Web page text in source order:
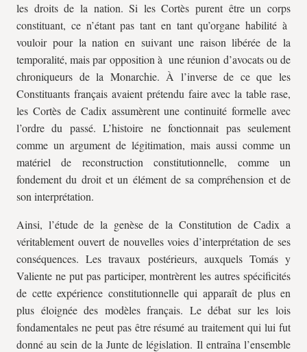
les droits de la nation. Si les Cortès purent être un corps
constituant, ce n’étant pas tant en tant qu’organe habilité à
vouloir pour la nation en suivant une raison libérée de la
temporalité, mais par opposition à une réunion d’avocats ou de
chroniqueurs de la Monarchie. À l’inverse de ce que les
Constituants français avaient prétendu faire avec la table rase,
les Cortès de Cadix assumèrent une continuité formelle avec
l’ordre du passé. L’histoire ne fonctionnait pas seulement
comme un argument de légitimation, mais aussi comme un
matériel de reconstruction constitutionnelle, comme un
fondement du droit et un élément de sa compréhension et de
son interprétation.
Ainsi, l’étude de la genèse de la Constitution de Cadix a
véritablement ouvert de nouvelles voies d’interprétation de ses
conséquences. Les travaux postérieurs, auxquels Tomás y
Valiente ne put pas participer, montrèrent les autres spécificités
de cette expérience constitutionnelle qui apparaît de plus en
plus éloignée des modèles français. Le débat sur les lois
fondamentales ne peut pas être résumé au traitement qui lui fut
donné au sein de la Junte de législation. Il entraîna l’ensemble